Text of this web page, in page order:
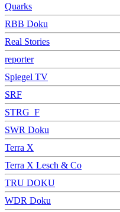
Quarks
RBB Doku
Real Stories
reporter
Spiegel TV
SRF
STRG_F
SWR Doku
Terra X
Terra X Lesch & Co
TRU DOKU
WDR Doku